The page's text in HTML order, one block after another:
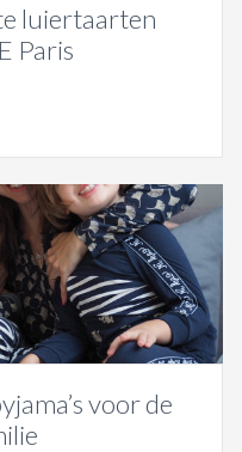
luiertaarten
Paris
voor de